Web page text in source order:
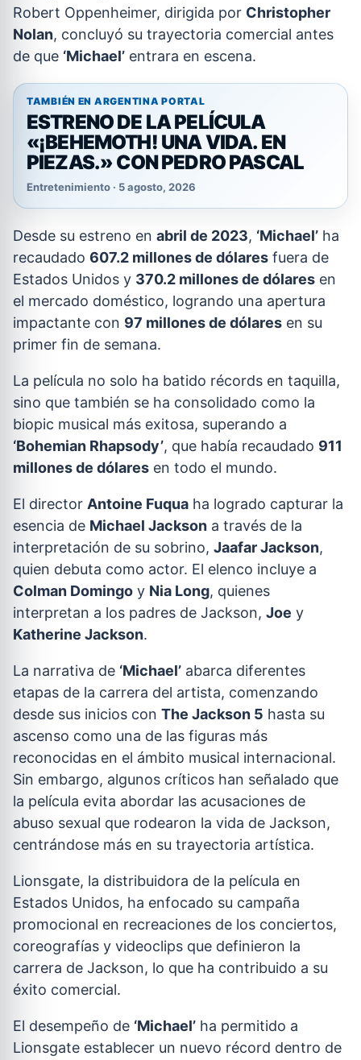
Robert Oppenheimer, dirigida por Christopher
Nolan, concluyó su trayectoria comercial antes
de que ‘Michael’ entrara en escena.
TAMBIÉN EN ARGENTINA PORTAL
ESTRENO DE LA PELÍCULA
«¡BEHEMOTH! UNA VIDA. EN
PIEZAS.» CON PEDRO PASCAL
Entretenimiento · 5 agosto, 2026
Desde su estreno en abril de 2023, ‘Michael’ ha
recaudado 607.2 millones de dólares fuera de
Estados Unidos y 370.2 millones de dólares en
el mercado doméstico, logrando una apertura
impactante con 97 millones de dólares en su
primer fin de semana.
La película no solo ha batido récords en taquilla,
sino que también se ha consolidado como la
biopic musical más exitosa, superando a
‘Bohemian Rhapsody’, que había recaudado 911
millones de dólares en todo el mundo.
El director Antoine Fuqua ha logrado capturar la
esencia de Michael Jackson a través de la
interpretación de su sobrino, Jaafar Jackson,
quien debuta como actor. El elenco incluye a
Colman Domingo y Nia Long, quienes
interpretan a los padres de Jackson, Joe y
Katherine Jackson.
La narrativa de ‘Michael’ abarca diferentes
etapas de la carrera del artista, comenzando
desde sus inicios con The Jackson 5 hasta su
ascenso como una de las figuras más
reconocidas en el ámbito musical internacional.
Sin embargo, algunos críticos han señalado que
la película evita abordar las acusaciones de
abuso sexual que rodearon la vida de Jackson,
centrándose más en su trayectoria artística.
Lionsgate, la distribuidora de la película en
Estados Unidos, ha enfocado su campaña
promocional en recreaciones de los conciertos,
coreografías y videoclips que definieron la
carrera de Jackson, lo que ha contribuido a su
éxito comercial.
El desempeño de ‘Michael’ ha permitido a
Lionsgate establecer un nuevo récord dentro de